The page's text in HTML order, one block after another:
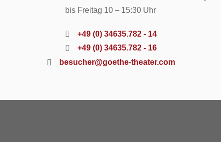
bis Freitag 10 – 15:30 Uhr
+49 (0) 34635.782 - 14
+49 (0) 34635.782 - 16
besucher@goethe-theater.com